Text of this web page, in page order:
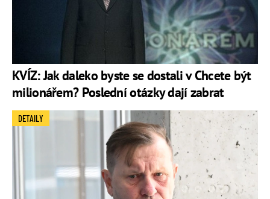
KVÍZ: Jak daleko byste se dostali v Chcete být
milionářem? Poslední otázky dají zabrat
DETAILY